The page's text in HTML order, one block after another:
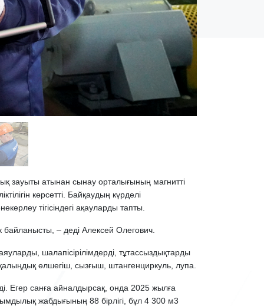
зауыты атынан сынау орталығының магнитті
көрсетті. Байқаудың күрделі
тігісіндегі ақауларды тапты.
байланысты, – деді Алексей Олегович.
шалапісірілімдерді, тұтассыздықтарды
өлшегіш, сызғыш, штангенциркуль, лупа.
Егер санға айналдырсақ, онда 2025 жылға
жабдығының 88 бірлігі, бұл 4 300 м3